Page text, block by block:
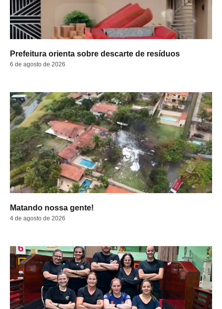
Prefeitura orienta sobre descarte de resíduos
6 de agosto de 2026
Matando nossa gente!
4 de agosto de 2026